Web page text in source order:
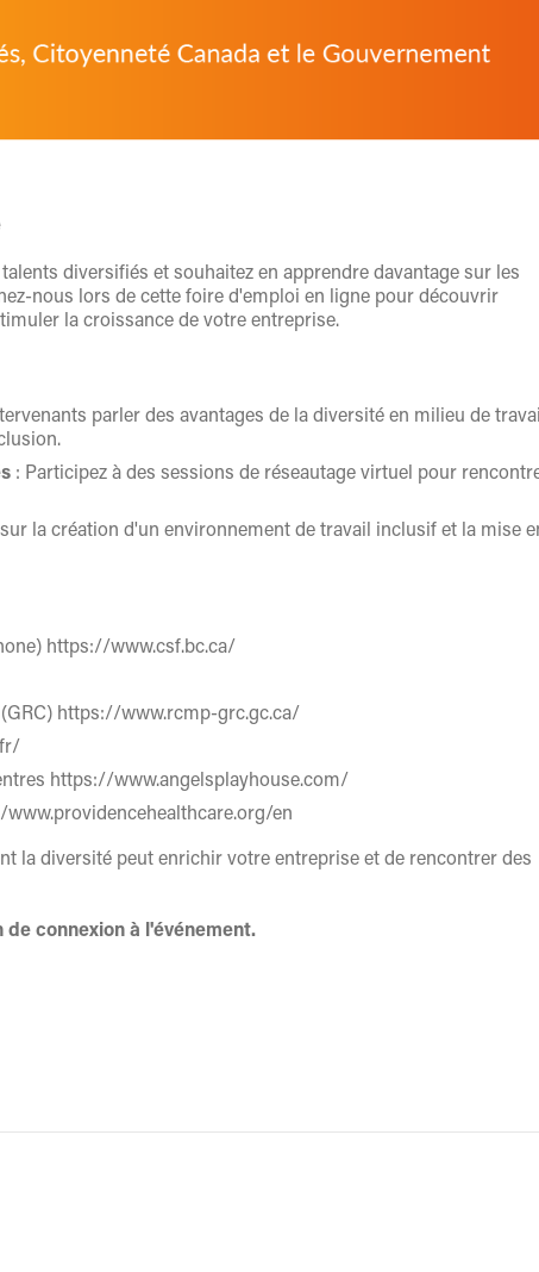
diversifiés et souhaitez en apprendre davantage sur les
nous lors de cette foire d'emploi en ligne pour découvrir
la croissance de votre entreprise.
parler des avantages de la diversité en milieu de
: Participez à des sessions de réseautage virtuel pour
la création d'un environnement de travail inclusif et la mise
https://www.csf.bc.ca/
(GRC) https://www.rcmp-grc.gc.ca/
https://www.angelsplayhouse.com/
www.providencehealthcare.org/en
la diversité peut enrichir votre entreprise et de rencontrer des
connexion à l'événement.